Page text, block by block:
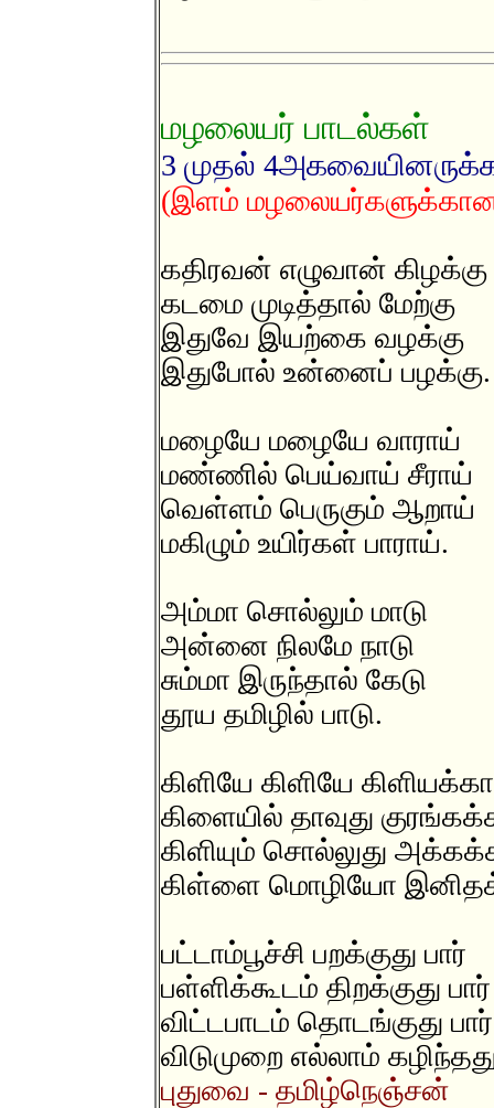
மழலையர் பாடல்கள்
3 முதல்
(இளம்
கதிரவன் எழுவான் கிழக்கு
கடமை முடித்தால் மேற்கு
இதுவே இயற்கை வழக்கு
இதுபோல் உன்னைப் பழக்கு.
மழையே மழையே வாராய்
மண்ணில் பெய்வாய் சீராய்
வெள்ளம் பெருகும் ஆறாய்
மகிழும் உயிர்கள் பாராய்.
அம்மா சொல்லும் மாடு
அன்னை நிலமே நாடு
சும்மா இருந்தால் கேடு
தூய தமிழில் பாடு.
கிளியே கிளியே கிளியக்கா
கிளையில் தாவுது
கிளியும் சொல்லுது
கிள்ளை மொழியோ
பட்டாம்பூச்சி பறக்குது பார்
பள்ளிக்கூடம் திறக்குது பார்
விட்டபாடம் தொடங்குது பார்
விடுமுறை எல்லாம்
புதுவை - தமிழ்நெஞ்சன்